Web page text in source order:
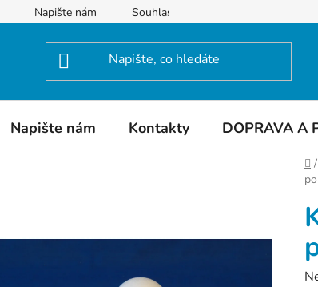
Napište nám Souhlas se zpracováním osobních
Napište nám Kontakty DOPRAVA A
/